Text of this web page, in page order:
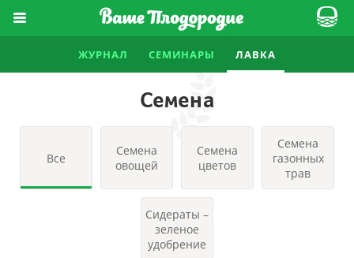
ЖУРНАЛ СЕМИНАРЫ ЛАВКА
Семена
Все
Семена
овощей
Семена
цветов
Семена
газонных
трав
Сидераты –
зеленое
удобрение